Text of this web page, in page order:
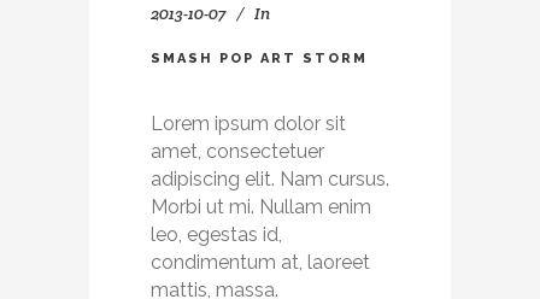
2013-10-07 In
SMASH POP ART STORM
Lorem ipsum dolor sit
amet, consectetuer
adipiscing elit. Nam cursus.
Morbi ut mi. Nullam enim
leo, egestas id,
condimentum at, laoreet
mattis, massa.